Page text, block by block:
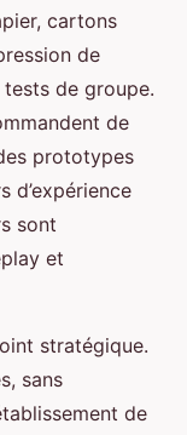
cartons
de
de groupe.
de
prototypes
d’expérience
sont
et
stratégique.
sans
de